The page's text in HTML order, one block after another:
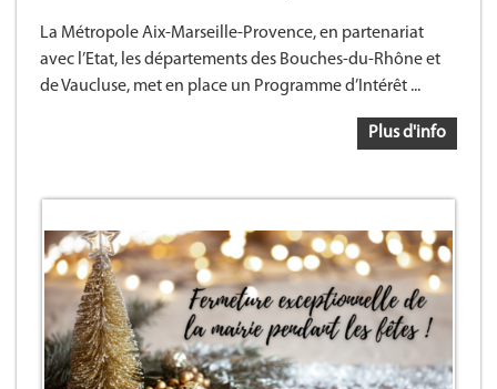
La Métropole Aix-Marseille-Provence, en partenariat
avec l’Etat, les départements des Bouches-du-Rhône et
de Vaucluse, met en place un Programme d’Intérêt ...
Plus d'info